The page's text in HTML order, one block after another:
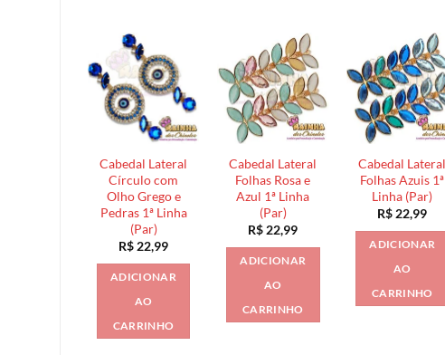
Cabedal Lateral
Círculo com
Olho Grego e
Pedras 1ª Linha
(Par)
R$22,99
ADICIONAR
AO
CARRINHO
Cabedal Lateral
Folhas Rosa e
Azul 1ª Linha
(Par)
R$22,99
ADICIONAR
AO
CARRINHO
Cabedal Lateral
Folhas Azuis 1ª
Linha (Par)
R$22,99
ADICIONAR
AO
CARRINHO